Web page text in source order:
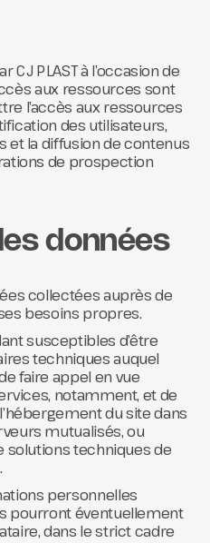
PLAST à l’occasion de
aux ressources sont
l’accès aux ressources
des utilisateurs,
et la diffusion de contenus
de prospection
données
collectées auprès de
besoins propres.
susceptibles d’être
techniques auquel
faire appel en vue
notamment, et de
du site dans
mutualisés, ou
solutions techniques de
personnelles
pourront éventuellement
dans le strict cadre